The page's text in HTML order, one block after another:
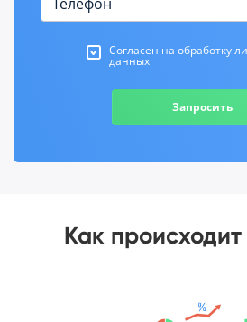
Согласен на обработку
данных
Запросить
Как